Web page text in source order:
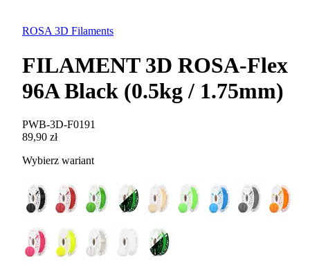
ROSA 3D Filaments
FILAMENT 3D ROSA-Flex
96A Black (0.5kg / 1.75mm)
PWB-3D-F0191
89,90 zł
Wybierz wariant